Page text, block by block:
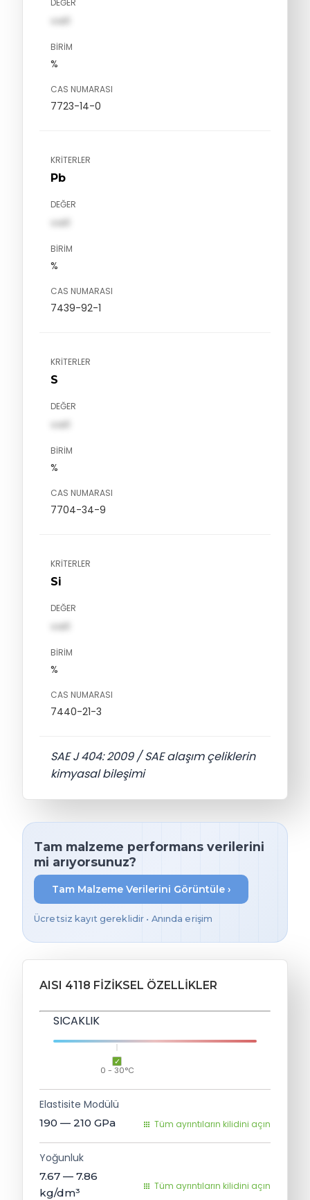
DEĞER
val1
BIRIM
%
CAS NUMARASI
7723-14-0
KRITERLER
Pb
DEĞER
val1
BIRIM
%
CAS NUMARASI
7439-92-1
KRITERLER
S
DEĞER
val1
BIRIM
%
CAS NUMARASI
7704-34-9
KRITERLER
Si
DEĞER
val1
BIRIM
%
CAS NUMARASI
7440-21-3
SAE J 404: 2009 / SAE alaşım çeliklerin
kimyasal bileşimi
Tam malzeme performans verilerini
mi arıyorsunuz?
Tam Malzeme Verilerini Görüntüle ›
Ücretsiz kayıt gereklidir • Anında erişim
AISI 4118 FIZIKSEL ÖZELLIKLER
SICAKLIK
0 - 30°C
Elastisite Modülü
190 — 210 GPa Tüm ayrıntıların kilidini açın
Yoğunluk
7.67 — 7.86
kg/dm³
Tüm ayrıntıların kilidini açın